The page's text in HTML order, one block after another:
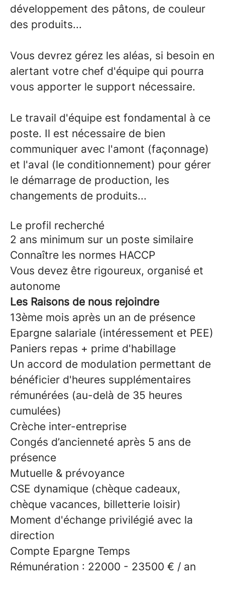
développement des pâtons, de couleur
des produits...
Vous devrez gérez les aléas, si besoin en
alertant votre chef d'équipe qui pourra
vous apporter le support nécessaire.
Le travail d'équipe est fondamental à ce
poste. Il est nécessaire de bien
communiquer avec l'amont (façonnage)
et l'aval (le conditionnement) pour gérer
le démarrage de production, les
changements de produits...
Le profil recherché
2 ans minimum sur un poste similaire
Connaître les normes HACCP
Vous devez être rigoureux, organisé et
autonome
Les Raisons de nous rejoindre
13ème mois après un an de présence
Epargne salariale (intéressement et PEE)
Paniers repas + prime d'habillage
Un accord de modulation permettant de
bénéficier d'heures supplémentaires
rémunérées (au-delà de 35 heures
cumulées)
Crèche inter-entreprise
Congés d’ancienneté après 5 ans de
présence
Mutuelle & prévoyance
CSE dynamique (chèque cadeaux,
chèque vacances, billetterie loisir)
Moment d'échange privilégié avec la
direction
Compte Epargne Temps
Rémunération : 22000 - 23500 € / an